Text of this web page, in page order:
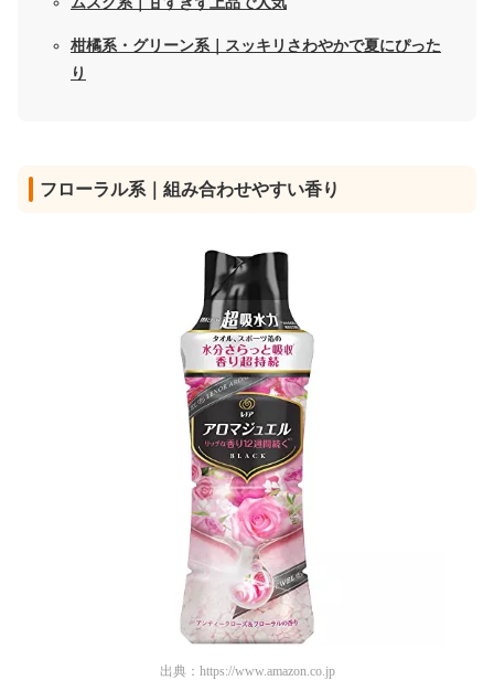
柑橘系・グリーン系｜スッキリさわやかで夏にぴった
り
フローラル系｜組み合わせやすい香り
出典： https://www.amazon.co.jp